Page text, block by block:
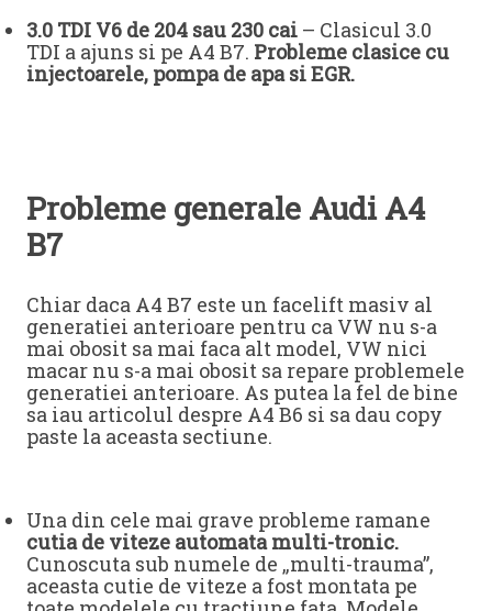
3.0 TDI V6 de 204 sau 230 cai – Clasicul 3.0
TDI a ajuns si pe A4 B7. Probleme clasice cu
injectoarele, pompa de apa si EGR.
Probleme generale Audi A4
B7
Chiar daca A4 B7 este un facelift masiv al
generatiei anterioare pentru ca VW nu s-a
mai obosit sa mai faca alt model, VW nici
macar nu s-a mai obosit sa repare problemele
generatiei anterioare. As putea la fel de bine
sa iau articolul despre A4 B6 si sa dau copy
paste la aceasta sectiune.
Una din cele mai grave probleme ramane
cutia de viteze automata multi-tronic.
Cunoscuta sub numele de „multi-trauma”,
aceasta cutie de viteze a fost montata pe